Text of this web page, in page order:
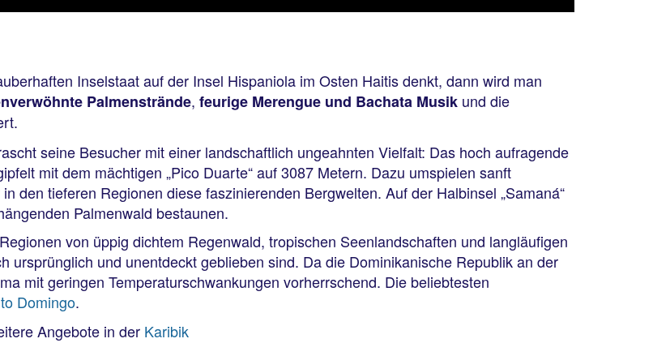
Inselstaat auf der Insel Hispaniola im Osten Haitis denkt, dann wird man
Palmenstrände, feurige Merengue und Bachata Musik und die
seine Besucher mit einer landschaftlich ungeahnten Vielfalt: Das hoch aufragende
mit dem mächtigen „Pico Duarte“ auf 3087 Metern. Dazu umspielen sanft
den tieferen Regionen diese faszinierenden Bergwelten. Auf der Halbinsel „Samaná“
Palmenwald bestaunen.
von üppig dichtem Regenwald, tropischen Seenlandschaften und langläufigen
ursprünglich und unentdeckt geblieben sind. Da die Dominikanische Republik an der
mit geringen Temperaturschwankungen vorherrschend. Die beliebtesten
Domingo.
Angebote in der Karibik